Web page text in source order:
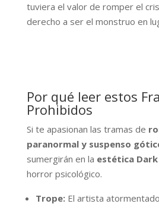
tuviera el valor de romper el
derecho a ser el monstruo en
Por qué leer estos
Prohibidos
Si te apasionan las tramas de
paranormal y suspenso
sumergirán en la estética Dark
horror psicológico.
Trope:El artista